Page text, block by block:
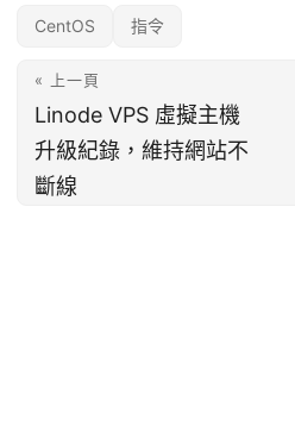
CentOS 指令
« 上一頁
Linode VPS 虛擬主機
升級紀錄，維持網站不
斷線